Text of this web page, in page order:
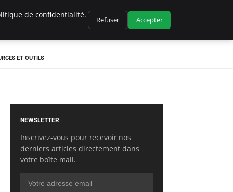
ET OUTILS
NEWSLETTER
Inscrivez-vous pour recevoir nos
derniers articles directement dans
votre boîte mail.
de confidentialité.
Refuser Accepter